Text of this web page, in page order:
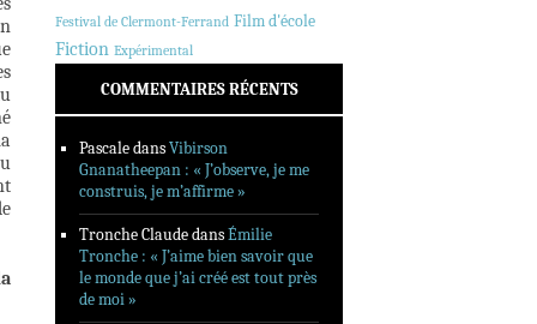
Festival de Clermont-Ferrand Film d'école
Fiction Expérimental
COMMENTAIRES RÉCENTS
PascaledansVibirson
Gnanatheepan : « J’observe, je me
construis, je m’affirme »
Tronche ClaudedansÉmilie
Tronche : « J’aime bien savoir que
le monde que j’ai créé est tout près
de moi »